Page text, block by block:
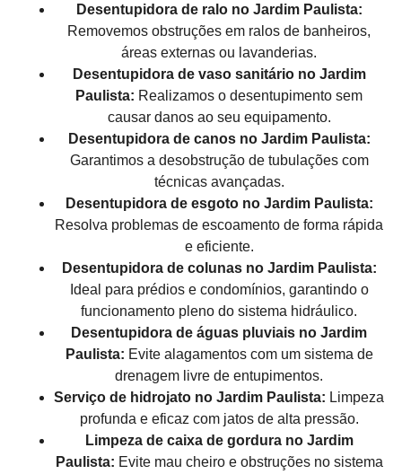
Desentupidora de ralo no Jardim Paulista:
Removemos obstruções em ralos de banheiros,
áreas externas ou lavanderias.
Desentupidora de vaso sanitário no Jardim
Paulista: Realizamos o desentupimento sem
causar danos ao seu equipamento.
Desentupidora de canos no Jardim Paulista:
Garantimos a desobstrução de tubulações com
técnicas avançadas.
Desentupidora de esgoto no Jardim Paulista:
Resolva problemas de escoamento de forma rápida
e eficiente.
Desentupidora de colunas no Jardim Paulista:
Ideal para prédios e condomínios, garantindo o
funcionamento pleno do sistema hidráulico.
Desentupidora de águas pluviais no Jardim
Paulista: Evite alagamentos com um sistema de
drenagem livre de entupimentos.
Serviço de hidrojato no Jardim Paulista: Limpeza
profunda e eficaz com jatos de alta pressão.
Limpeza de caixa de gordura no Jardim
Paulista: Evite mau cheiro e obstruções no sistema